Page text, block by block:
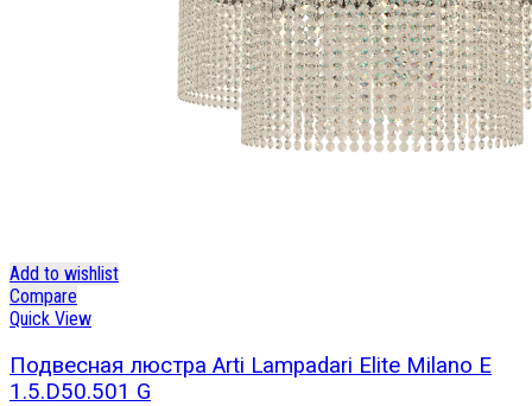
Add to wishlist
Compare
Quick View
Подвесная люстра Arti Lampadari Elite Milano E
1.5.D50.501 G